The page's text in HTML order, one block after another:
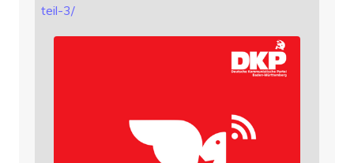
teil-3/